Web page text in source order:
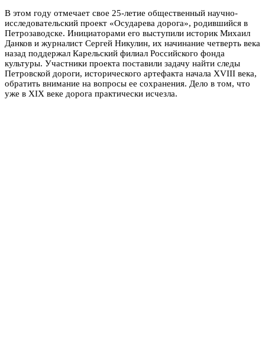
В этом году отмечает свое 25-летие общественный научно-
исследовательский проект «Осударева дорога», родившийся в
Петрозаводске. Инициаторами его выступили историк Михаил
Данков и журналист Сергей Никулин, их начинание четверть века
назад поддержал Карельский филиал Российского фонда
культуры. Участники проекта поставили задачу найти следы
Петровской дороги, исторического артефакта начала XVIII века,
обратить внимание на вопросы ее сохранения. Дело в том, что
уже в XIX веке дорога практически исчезла.